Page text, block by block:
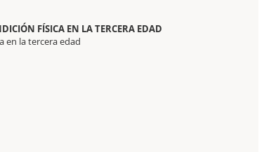
FÍSICA EN LA TERCERA EDAD
en la tercera edad